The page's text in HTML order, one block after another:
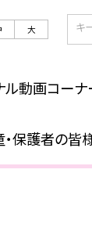
大
ル動画コーナ
保護者の皆